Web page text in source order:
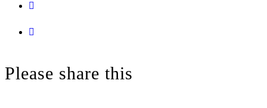
tab
new
Please share this